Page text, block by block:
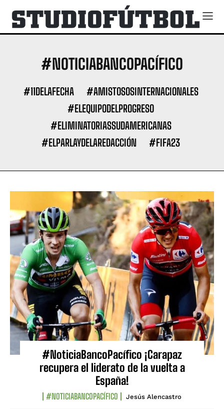
#NOTICIABANCOPACÍFICO
#11DELAFECHA
#AMISTOSOSINTERNACIONALES
#ELEQUIPODELPROGRESO
#ELIMINATORIASSUDAMERICANAS
#ELPARLAYDELAREDACCIÓN
#FIFA23
#NoticiaBancoPacífico ¡Carapaz
recupera el liderato de la vuelta a
España!
#NOTICIABANCOPACÍFICO Jesús Alencastro